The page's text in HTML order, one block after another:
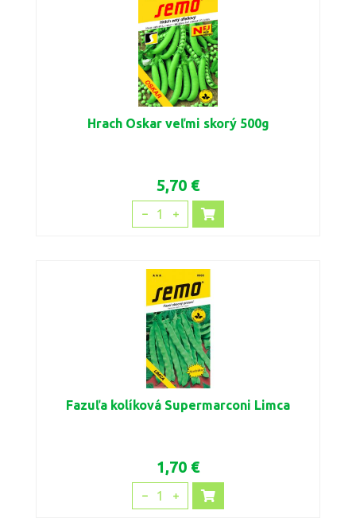
Hrach Oskar veľmi skorý 500g
5,70 €
1
Fazuľa kolíková Supermarconi Limca
1,70 €
1